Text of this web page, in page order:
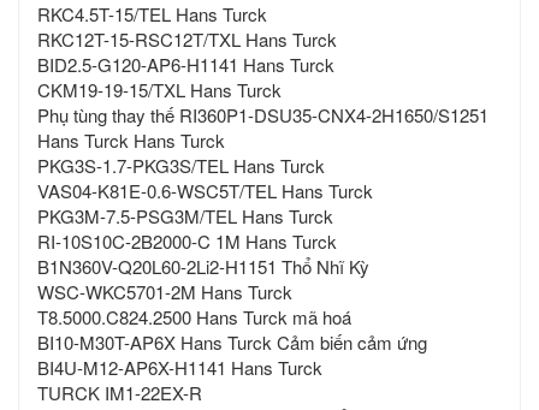
RKC4.5T-15/TEL Hans Turck
RKC12T-15-RSC12T/TXL Hans Turck
BID2.5-G120-AP6-H1141 Hans Turck
CKM19-19-15/TXL Hans Turck
Phụ tùng thay thế RI360P1-DSU35-CNX4-2H1650/S1251
Hans Turck Hans Turck
PKG3S-1.7-PKG3S/TEL Hans Turck
VAS04-K81E-0.6-WSC5T/TEL Hans Turck
PKG3M-7.5-PSG3M/TEL Hans Turck
RI-10S10C-2B2000-C 1M Hans Turck
B1N360V-Q20L60-2Li2-H1151 Thổ Nhĩ Kỳ
WSC-WKC5701-2M Hans Turck
T8.5000.C824.2500 Hans Turck mã hoá
BI10-M30T-AP6X Hans Turck Cảm biến cảm ứng
BI4U-M12-AP6X-H1141 Hans Turck
TURCK IM1-22EX-R